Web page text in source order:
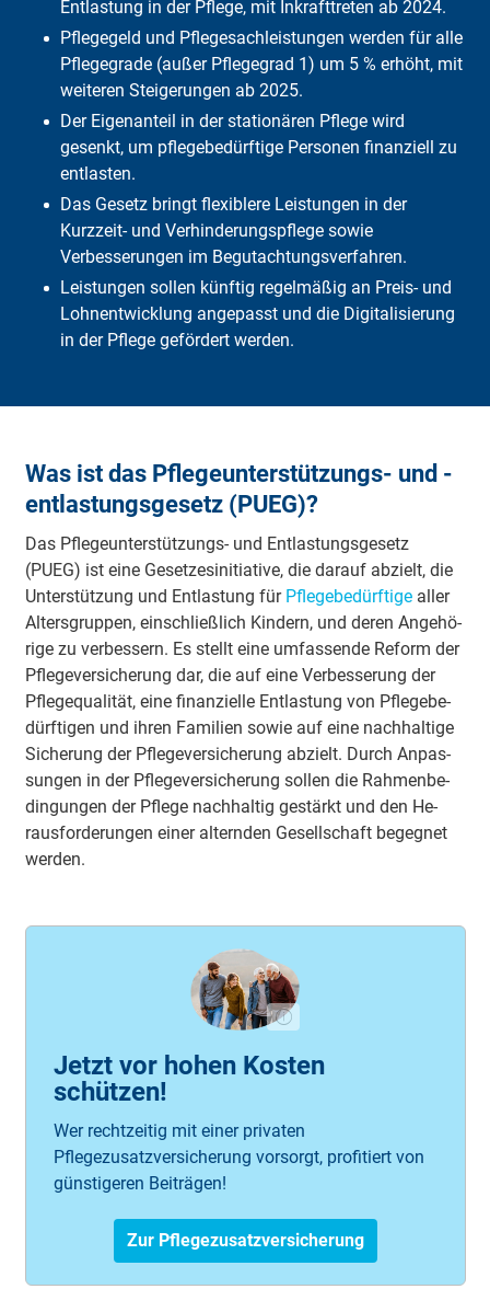
Entlastung in der Pflege, mit Inkrafttreten ab 2024.
Pflegegeld und Pflegesachleistungen werden für alle
Pflegegrade (außer Pflegegrad 1) um 5 % erhöht, mit
weiteren Steigerungen ab 2025.
Der Eigenanteil in der stationären Pflege wird
gesenkt, um pflegebedürftige Personen finanziell zu
entlasten.
Das Gesetz bringt flexiblere Leistungen in der
Kurzzeit- und Verhinderungs­pflege sowie
Verbesserungen im Begutachtungsverfahren.
Leistungen sollen künftig regelmäßig an Preis- und
Lohnentwicklung angepasst und die Digitalisierung
in der Pflege gefördert werden.
Was ist das Pflegeunterstützungs- und -
entlastungsgesetz (PUEG)?
Das Pfle­ge­un­ter­stüt­zungs- und Ent­las­tungs­ge­setz
(PUEG) ist eine Ge­setz­es­ini­tia­tive, die da­rauf ab­zielt, die
Un­ter­stüt­zung und Ent­las­tung für Pfle­ge­be­dürf­tige aller
Al­ters­grup­pen, ein­schließ­lich Kin­dern, und deren An­gehö­
rige zu ver­bes­sern. Es stellt eine um­fas­sende Re­form der
Pfle­ge­ver­siche­rung dar, die auf eine Ver­bes­ser­ung der
Pfle­ge­qua­lität, eine fi­nan­zielle Ent­las­tung von Pfle­ge­be­
dürf­tigen und ihren Fa­mi­lien sowie auf eine nach­hal­tige
Si­che­rung der Pfle­ge­ver­siche­rung ab­zielt. Durch An­pas­
sungen in der Pfle­ge­ver­siche­rung sol­len die Rah­men­be­
din­gungen der Pfle­ge nach­hal­tig ge­stärkt und den He­
raus­for­de­rungen einer al­tern­den Ge­sell­schaft be­geg­net
wer­den.
Jetzt vor hohen Kosten
schützen!
Wer rechtzeitig mit einer privaten
Pflegezusatzversicherung vorsorgt, profitiert von
günstigeren Beiträgen!
Zur Pflegezusatzversicherung